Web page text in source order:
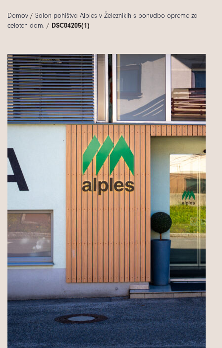
Domov / Salon pohištva Alples v Železnikih s ponudbo opreme za
celoten dom. / DSC04205(1)